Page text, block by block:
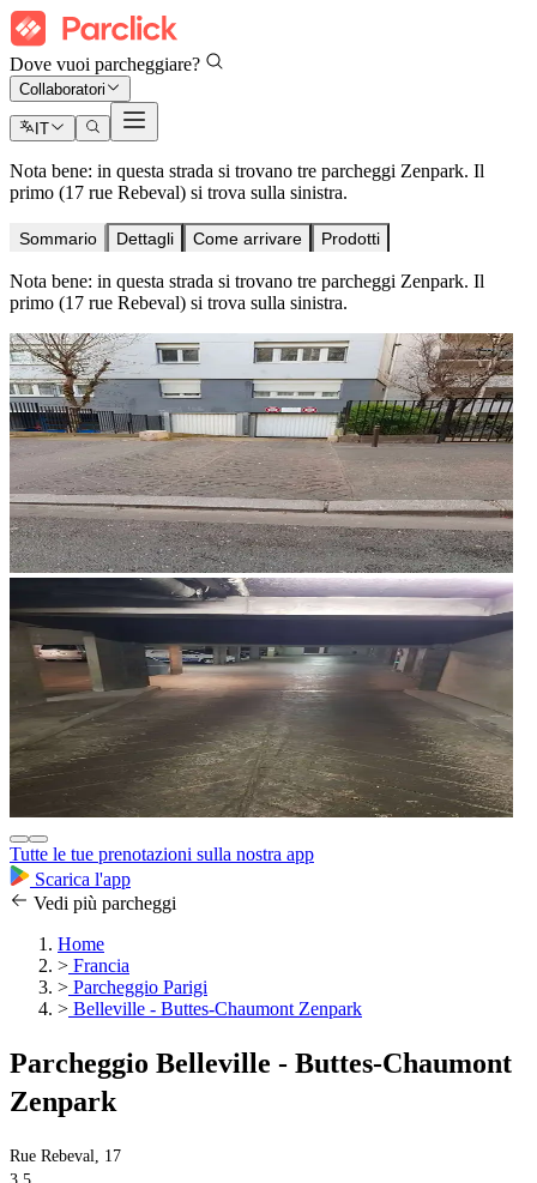
Dove vuoi parcheggiare?
Collaboratori
IT
Nota bene: in questa strada si trovano tre parcheggi Zenpark. Il
primo (17 rue Rebeval) si trova sulla sinistra.
Sommario Dettagli Come arrivare Prodotti
Nota bene: in questa strada si trovano tre parcheggi Zenpark. Il
primo (17 rue Rebeval) si trova sulla sinistra.
Tutte le tue prenotazioni sulla nostra app
Scarica l'app
Vedi più parcheggi
Home
> Francia
> Parcheggio Parigi
> Belleville - Buttes-Chaumont Zenpark
Parcheggio Belleville - Buttes-Chaumont
Zenpark
Rue Rebeval, 17